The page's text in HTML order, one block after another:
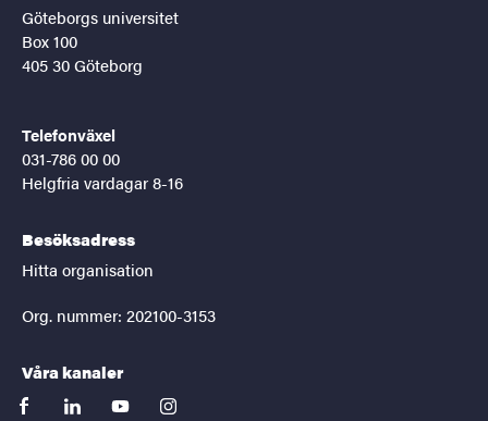
Göteborgs universitet
Box 100
405 30 Göteborg
Telefonväxel
031-786 00 00
Helgfria vardagar 8-16
Besöksadress
Hitta organisation
Org. nummer: 202100-3153
Våra kanaler
facebooklinkedinyoutubeinstagram